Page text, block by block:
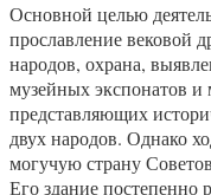
Основной целью
прославление вековой
народов, охрана,
музейных экспонатов
представляющих
двух народов. Однако
могучую страну
Его здание постепенно